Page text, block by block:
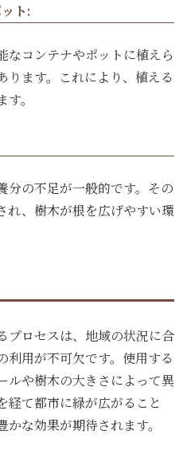
ト:
なコンテナやポットに植えら
ります。これにより、植える
。
分の不足が一般的です。その
れ、樹木が根を広げやすい環
プロセスは、地域の状況に合
利用が不可欠です。使用する
ルや樹木の大きさによって異
経て都市に緑が広がること
な効果が期待されます。